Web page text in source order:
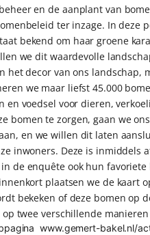
en de aanplant van
ter inzage. In deze
bekend om haar groene
we dit waardevolle
het decor van ons landschap,
we maar liefst 45.000
en voedsel voor dieren,
bomen te zorgen, gaan we
en we willen dit laten
inwoners. Deze is inmiddels
de enquête ook hun
plaatsen we de kaart
bekeken of deze bomen op
op twee verschillende
www.gemert-bakel.nl/